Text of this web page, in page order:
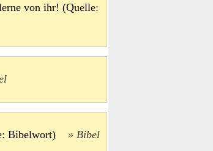
von ihr! (Quelle:
Bibelwort) Bibel